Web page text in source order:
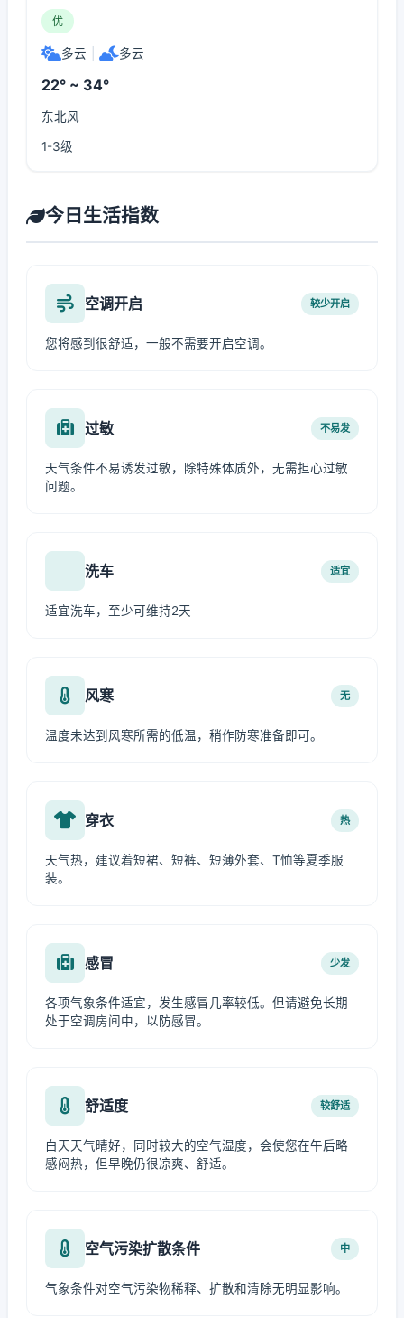
优
多云 多云
22° ~ 34°
东北风
1-3级
今日生活指数
空调开启 较少开启
您将感到很舒适，一般不需要开启空调。
过敏 不易发
天气条件不易诱发过敏，除特殊体质外，无需担心过敏
问题。
洗车 适宜
适宜洗车，至少可维持2天
风寒 无
温度未达到风寒所需的低温，稍作防寒准备即可。
穿衣 热
天气热，建议着短裙、短裤、短薄外套、T恤等夏季服
装。
感冒 少发
各项气象条件适宜，发生感冒几率较低。但请避免长期
处于空调房间中，以防感冒。
舒适度 较舒适
白天天气晴好，同时较大的空气湿度，会使您在午后略
感闷热，但早晚仍很凉爽、舒适。
空气污染扩散条件 中
气象条件对空气污染物稀释、扩散和清除无明显影响。